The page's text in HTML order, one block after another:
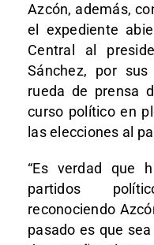
Azcón, además,
el expediente
Central al
Sánchez, por
rueda de prensa
curso político en
las elecciones al
“Es verdad que
partidos
reconociendo
pasado es que